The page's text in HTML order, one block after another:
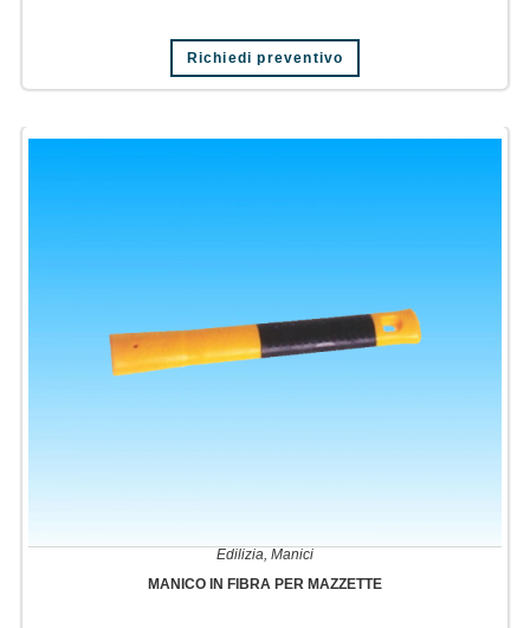
Richiedi preventivo
Edilizia Manici
MANICO IN FIBRA PER MAZZETTE